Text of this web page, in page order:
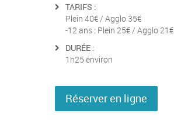
TARIFS :
Plein 40€ / Agglo 35€
-12 ans : Plein 25€ / Agglo 21€
DURÉE :
1h25 environ
Réserver en ligne